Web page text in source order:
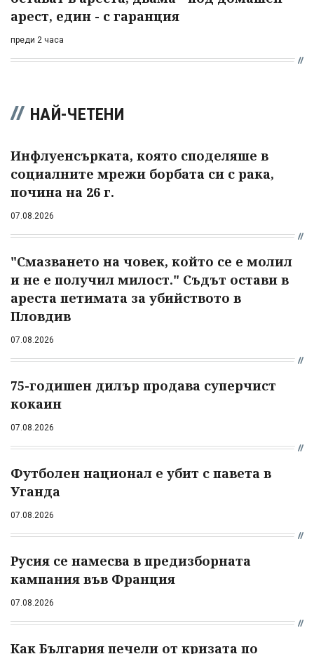
арест, един - с гаранция
преди 2 часа
НАЙ-ЧЕТЕНИ
Инфлуенсърката, която споделяше в
социалните мрежи борбата си с рака,
почина на 26 г.
07.08.2026
"Смазването на човек, който се е молил
и не е получил милост." Съдът остави в
ареста петимата за убийството в
Пловдив
07.08.2026
75-годишен дилър продава суперчист
кокаин
07.08.2026
Футболен национал е убит с павета в
Уганда
07.08.2026
Русия се намесва в предизборната
кампания във Франция
07.08.2026
Как България печели от кризата по